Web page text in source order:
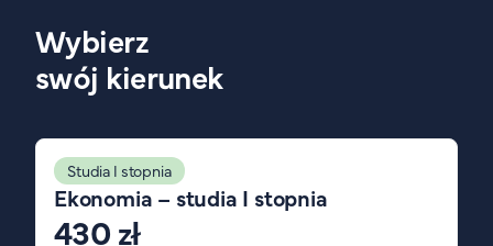
Zasady przyjęcia na studia
Harmonogram przyjęć na studia
O nas
Akademia Online
Jak się studiuje przez Internet?
Wybierz
swój kierunek
Studia I stopnia
Ekonomia – studia I stopnia
430 zł